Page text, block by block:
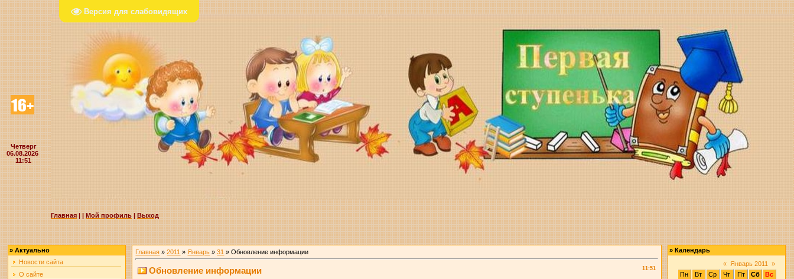
Версия для слабовидящих
Четверг
06.08.2026
11:51
Главная||Мой профиль|Выход
»Актуально
Новости сайта
О сайте
Главная »2011 » Январь » 31 » Обновление информации
11:51
Обновление информации
»Календарь
« Январь 2011
»
Пн
Вт Ср Чт Пт Сб
Вс